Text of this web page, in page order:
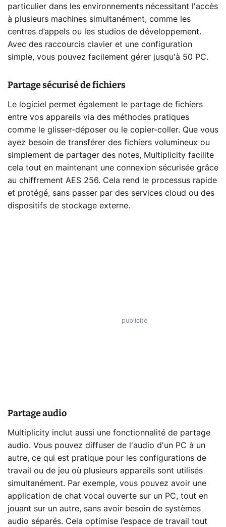
particulier dans les environnements nécessitant l'accès
à plusieurs machines simultanément, comme les
centres d’appels ou les studios de développement.
Avec des raccourcis clavier et une configuration
simple, vous pouvez facilement gérer jusqu'à 50 PC.
Partage sécurisé de fichiers
Le logiciel permet également le partage de fichiers
entre vos appareils via des méthodes pratiques
comme le glisser-déposer ou le copier-coller. Que vous
ayez besoin de transférer des fichiers volumineux ou
simplement de partager des notes, Multiplicity facilite
cela tout en maintenant une connexion sécurisée grâce
au chiffrement AES 256. Cela rend le processus rapide
et protégé, sans passer par des services cloud ou des
dispositifs de stockage externe.
Partage audio
Multiplicity inclut aussi une fonctionnalité de partage
audio. Vous pouvez diffuser de l'audio d'un PC à un
autre, ce qui est pratique pour les configurations de
travail ou de jeu où plusieurs appareils sont utilisés
simultanément. Par exemple, vous pouvez avoir une
application de chat vocal ouverte sur un PC, tout en
jouant sur un autre, sans avoir besoin de systèmes
audio séparés. Cela optimise l’espace de travail tout